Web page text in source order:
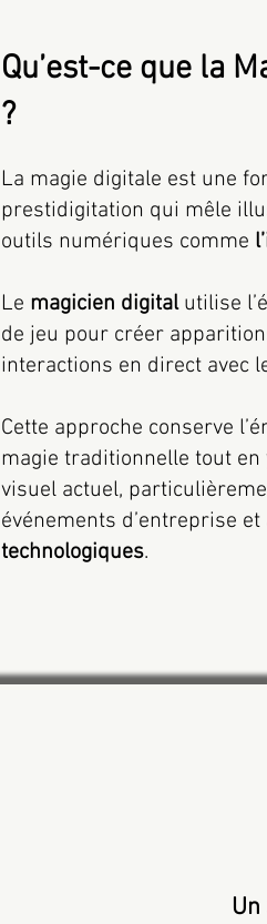
Qu’est-ce que la
?
La magie digitale est une
prestidigitation qui mêle
outils numériques comme
Le magicien digitalutilise
de jeu pour créer
interactions en direct avec
Cette approche conserve
magie traditionnelle tout en
visuel actuel,
événements d’entreprise et
technologiques.